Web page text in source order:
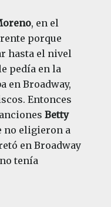
, en el
porque
hasta el nivel
pedía en la
en Broadway,
Entonces
Betty
no eligieron a
en Broadway
tenía